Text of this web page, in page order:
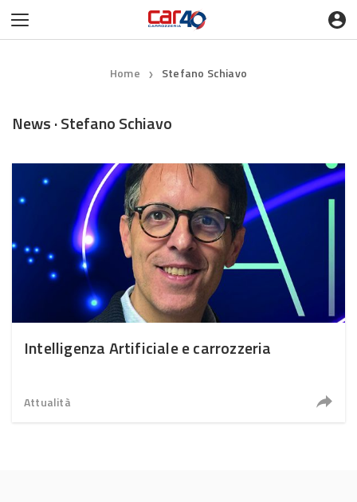
Home ❯ Stefano Schiavo
News · Stefano Schiavo
Intelligenza Artificiale e carrozzeria
Attualità